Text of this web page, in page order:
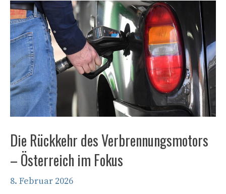
Die Rückkehr des Verbrennungsmotors
– Österreich im Fokus
8. Februar 2026